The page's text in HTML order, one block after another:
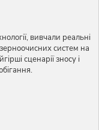
вивчали реальні
систем на
сценарії зносу і